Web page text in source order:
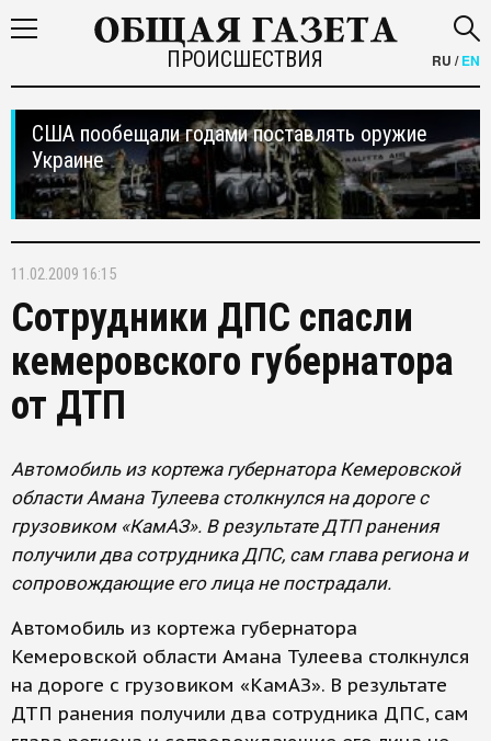
ПРОИСШЕСТВИЯ RU /EN
США пообещали годами поставлять оружие
Украине
11.02.2009 16:15
Сотрудники ДПС спасли
кемеровского губернатора
от ДТП
Автомобиль из кортежа губернатора Кемеровской
области Амана Тулеева столкнулся на дороге с
грузовиком «КамАЗ». В результате ДТП ранения
получили два сотрудника ДПС, сам глава региона и
сопровождающие его лица не пострадали.
Автомобиль из кортежа губернатора
Кемеровской области Амана Тулеева столкнулся
на дороге с грузовиком «КамАЗ». В результате
ДТП ранения получили два сотрудника ДПС, сам